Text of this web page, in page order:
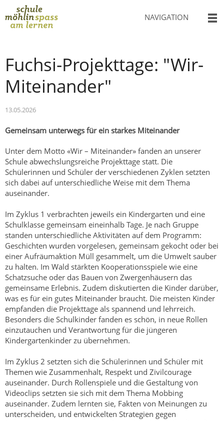
NAVIGATION
Fuchsi-Projekttage: "Wir-
Miteinander"
13.05.2026
Gemeinsam unterwegs für ein starkes Miteinander
Unter dem Motto «Wir – Miteinander» fanden an unserer
Schule abwechslungsreiche Projekttage statt. Die
Schülerinnen und Schüler der verschiedenen Zyklen setzten
sich dabei auf unterschiedliche Weise mit dem Thema
auseinander.
Im Zyklus 1 verbrachten jeweils ein Kindergarten und eine
Schulklasse gemeinsam eineinhalb Tage. Je nach Gruppe
standen unterschiedliche Aktivitäten auf dem Programm:
Geschichten wurden vorgelesen, gemeinsam gekocht oder bei
einer Aufräumaktion Müll gesammelt, um die Umwelt sauber
zu halten. Im Wald stärkten Kooperationsspiele wie eine
Schatzsuche oder das Bauen von Zwergenhäusern das
gemeinsame Erlebnis. Zudem diskutierten die Kinder darüber,
was es für ein gutes Miteinander braucht. Die meisten Kinder
empfanden die Projekttage als spannend und lehrreich.
Besonders die Schulkinder fanden es schön, in neue Rollen
einzutauchen und Verantwortung für die jüngeren
Kindergartenkinder zu übernehmen.
Im Zyklus 2 setzten sich die Schülerinnen und Schüler mit
Themen wie Zusammenhalt, Respekt und Zivilcourage
auseinander. Durch Rollenspiele und die Gestaltung von
Videoclips setzten sie sich mit dem Thema Mobbing
auseinander. Zudem lernten sie, Fakten von Meinungen zu
unterscheiden, und entwickelten Strategien gegen